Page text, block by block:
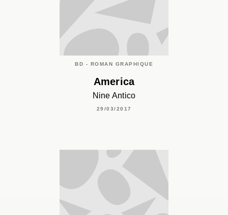
BD - ROMAN GRAPHIQUE
America
Nine Antico
29/03/2017